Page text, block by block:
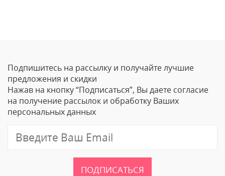
Ваше Имя
Email
Подпишитесь на рассылку и получайте лучшие
предложения и скидки
Нажав на кнопку “Подписаться”, Вы даете согласие
на получение рассылок и обработку Ваших
персональных данных
ПОДПИСАТЬСЯ